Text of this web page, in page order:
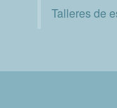
Talleres de